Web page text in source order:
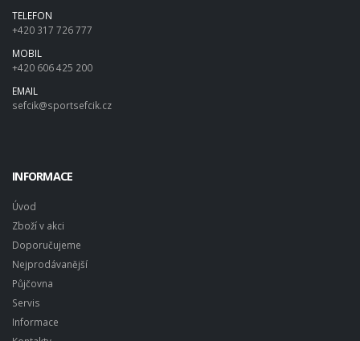
TELEFON
+420 317 726 777
MOBIL
+420 606 425 200
EMAIL
sefcik@sportsefcik.cz
INFORMACE
Úvod
Zboží v akci
Doporučujeme
Nejprodávanější
Půjčovna
Servis
Informace